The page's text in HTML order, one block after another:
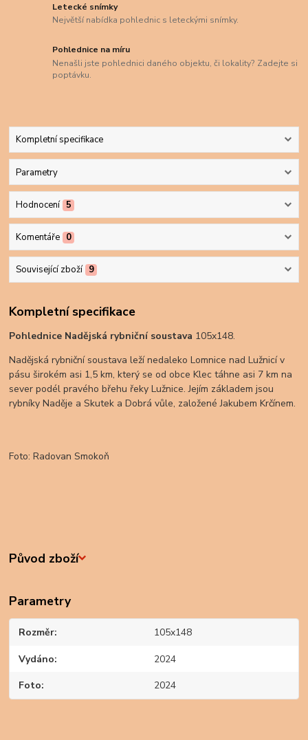
Letecké snímky
Největší nabídka pohlednic s leteckými snímky.
Pohlednice na míru
Nenašli jste pohlednici daného objektu, či lokality? Zadejte si
poptávku.
Kompletní specifikace
Parametry
Hodnocení 5
Komentáře 0
Související zboží 9
Kompletní specifikace
Pohlednice Nadějská rybniční soustava 105x148.
Nadějská rybniční soustava leží nedaleko Lomnice nad Lužnicí v
pásu širokém asi 1,5 km, který se od obce Klec táhne asi 7 km na
sever podél pravého břehu řeky Lužnice. Jejím základem jsou
rybníky Naděje a Skutek a Dobrá vůle, založené Jakubem Krčínem.
Foto: Radovan Smokoň
Původ zboží
Parametry
Rozměr 105x148
Vydáno 2024
Foto 2024